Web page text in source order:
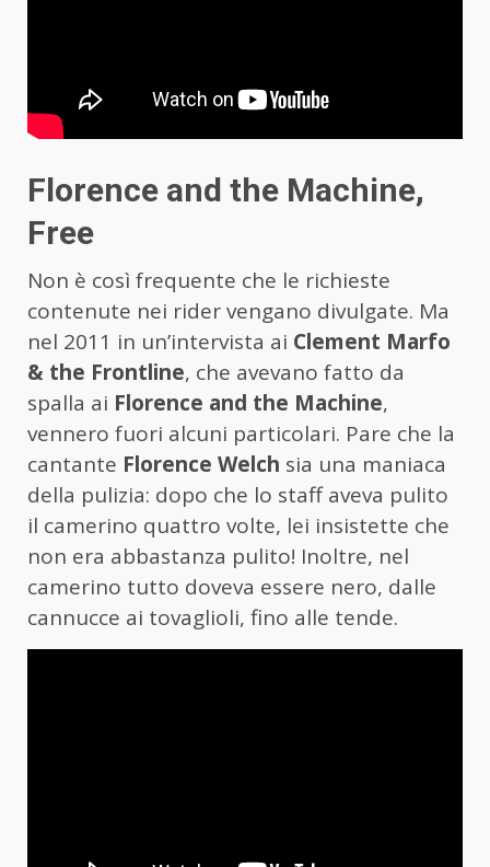
Florence and the Machine,
Free
Non è così frequente che le richieste
contenute nei rider vengano divulgate. Ma
nel 2011 in un’intervista ai Clement Marfo
& the Frontline, che avevano fatto da
spalla ai Florence and the Machine,
vennero fuori alcuni particolari. Pare che la
cantante Florence Welch sia una maniaca
della pulizia: dopo che lo staff aveva pulito
il camerino quattro volte, lei insistette che
non era abbastanza pulito! Inoltre, nel
camerino tutto doveva essere nero, dalle
cannucce ai tovaglioli, fino alle tende.